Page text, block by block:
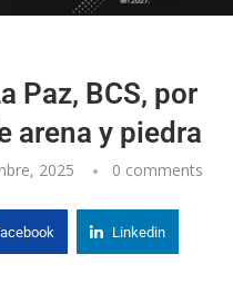
Paz, BCS, por
arena y piedra
2025 0 comments
Linkedin